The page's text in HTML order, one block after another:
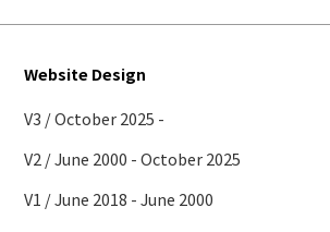
Website Design
V3 / October 2025 -
V2 / June 2000 - October 2025
V1 / June 2018 - June 2000